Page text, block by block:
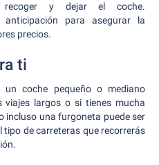
recoger y dejar el coche.
anticipación para asegurar la
precios.
ti
coche pequeño o mediano
viajes largos o si tienes mucha
incluso una furgoneta puede ser
tipo de carreteras que recorrerás